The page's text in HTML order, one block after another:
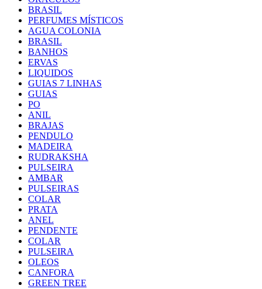
BRASIL
PERFUMES MÍSTICOS
AGUA COLONIA
BRASIL
BANHOS
ERVAS
LIQUIDOS
GUIAS 7 LINHAS
GUIAS
PO
ANIL
BRAJAS
PENDULO
MADEIRA
RUDRAKSHA
PULSEIRA
AMBAR
PULSEIRAS
COLAR
PRATA
ANEL
PENDENTE
COLAR
PULSEIRA
OLEOS
CANFORA
GREEN TREE